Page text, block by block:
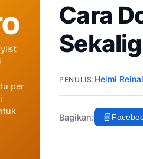
per
Cara
PENULIS: Helmi
Bagikan: 📘